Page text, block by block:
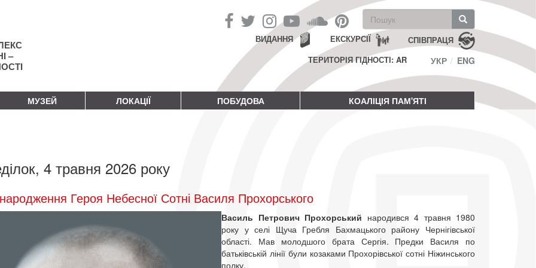
–
Пошукова
форма
Пошук СПІВПРАЦЯ
ЕКСКУРСІЇ
ВИДАННЯ
ТЕРИТОРІЯ ГІДНОСТІ: AR
УКР ENG
МУЗЕЙ ЛОКАЦІЇ ПОБУДОВА КОАЛІЦІЯ ПАМ'ЯТІ
4 травня 2026 року
Героя Небесної Сотні Василя Прохорського
Василь Петрович Прохорський народився 4 травня 1980
року у селі Щуча Гребля Бахмацького району Чернігівської
області. Мав молодшого брата Сергія. Предки Василя по
батьківській лінії були козаками Прохорівської сотні Ніжинського
полку.